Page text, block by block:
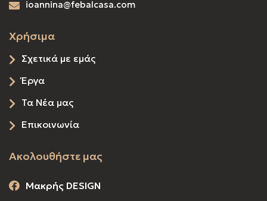
ioannina@febalcasa.com
Χρήσιμα
Σχετικά με εμάς
Έργα
Τα Νέα μας
Επικοινωνία
Ακολουθήστε μας
Μακρής DESIGN